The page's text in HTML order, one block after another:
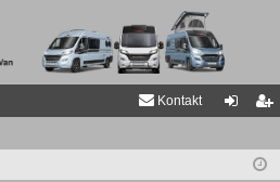
Kontakt
ist